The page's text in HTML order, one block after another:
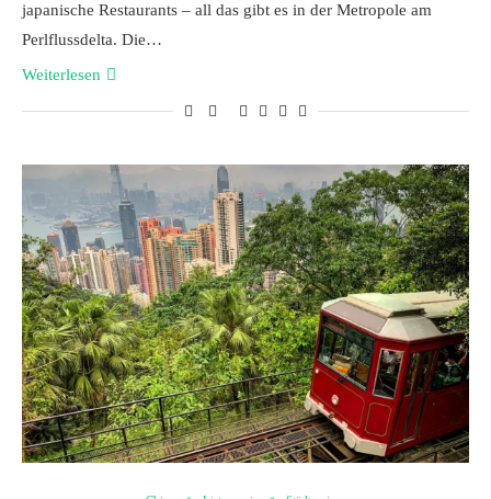
japanische Restaurants – all das gibt es in der Metropole am
Perlflussdelta. Die…
Weiterlesen